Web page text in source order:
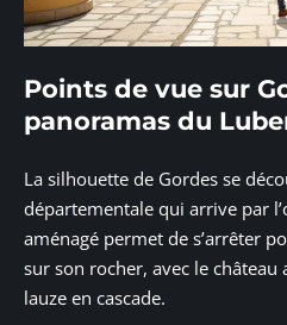
Points de vue sur
panoramas du
La silhouette de Gordes se
départementale qui arrive par
aménagé permet de s’arrêter
sur son rocher, avec le
lauze en cascade.